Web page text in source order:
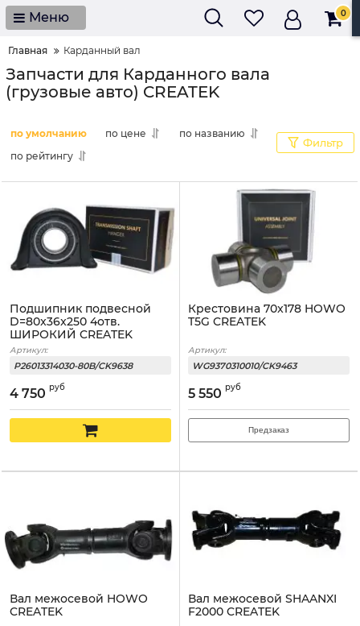
Меню 0
Главная Карданный вал
Запчасти для Карданного вала
(грузовые авто) CREATEK
по умолчанию по цене
по названию
по рейтингу
Фильтр
Подшипник подвесной
D=80x36x250 4отв.
ШИРОКИЙ CREATEK
Артикул:
P26013314030-80B/CK9638
4 750 руб
Крестовина 70x178 HOWO
T5G CREATEK
Артикул:
WG9370310010/CK9463
5 550 руб
Предзаказ
Вал межосевой HOWO
CREATEK
Вал межосевой SHAANXI
F2000 CREATEK